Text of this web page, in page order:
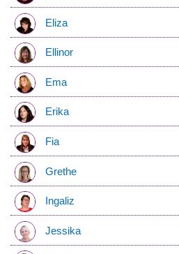
Eliza
Ellinor
Ema
Erika
Fia
Grethe
Ingaliz
Jessika